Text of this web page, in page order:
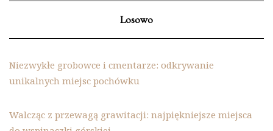
Losowo
Niezwykłe grobowce i cmentarze: odkrywanie
unikalnych miejsc pochówku
Walcząc z przewagą grawitacji: najpiękniejsze miejsca